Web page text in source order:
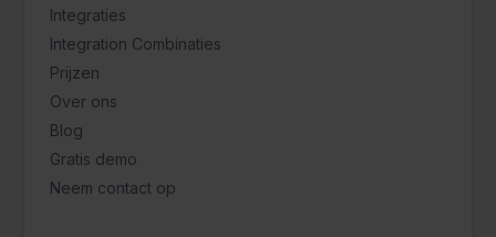
Integraties
Integration Combinaties
Prijzen
Over ons
Blog
Gratis demo
Neem contact op